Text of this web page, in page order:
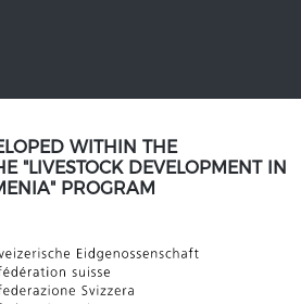
WITHIN THE
"LIVESTOCK DEVELOPMENT IN
PROGRAM